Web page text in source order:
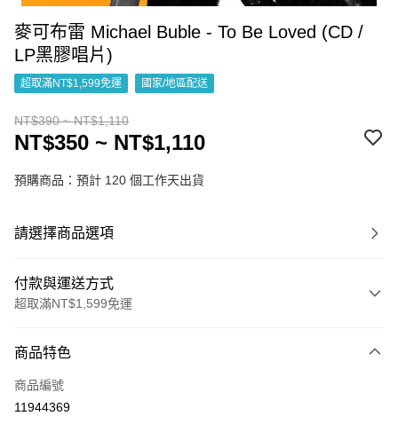
麥可布雷 Michael Buble - To Be Loved (CD /
LP黑膠唱片)
超取滿NT$1,599免運 國家/地區配送
NT$390 ~ NT$1,110
NT$350 ~ NT$1,110
預購商品：預計 120 個工作天出貨
請選擇商品選項
付款與運送方式
超取滿NT$1,599免運
信用卡一次付款
超商取貨付款
商品特色
商品編號
11944369